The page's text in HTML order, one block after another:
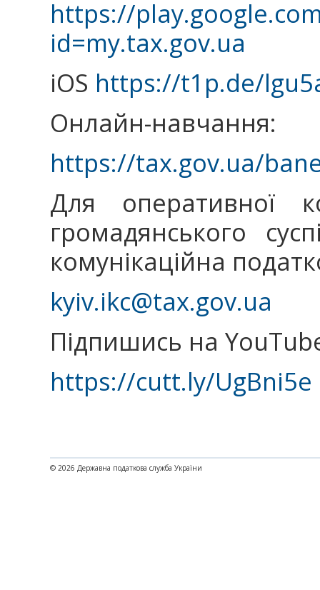
https://
id=my.tax.gov.ua
iOS https://t1p.de/
Онлайн-навчання:
https://tax.gov.ua/
Для оперативної
громадянського
комунікаційна
kyiv.ikc@tax.gov.ua
Підпишись на
https://cutt.ly/UgBni5e
© 2026 Державна податкова служба України